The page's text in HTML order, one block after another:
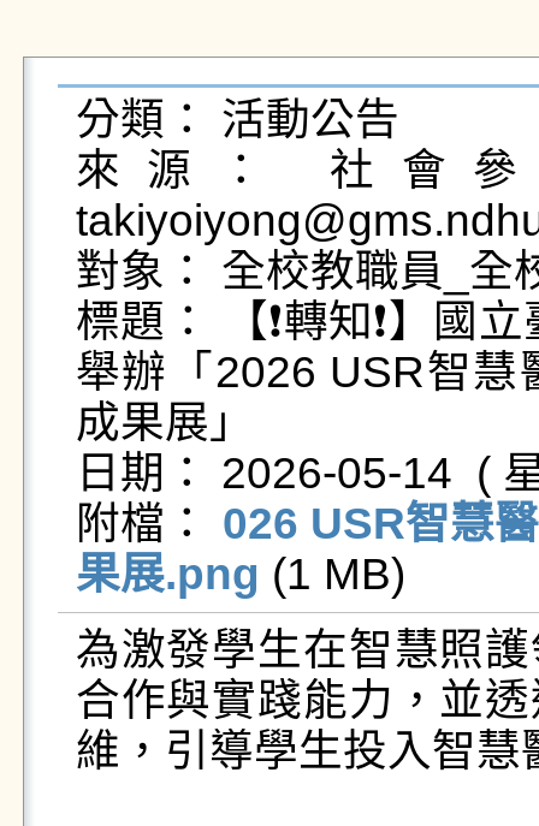
分類： 活動公告
來源： 社會
對象： 全校教職員_全
標題： 【❗轉知❗】國
舉辦「2026 USR智
成果展」
日期： 2026-05-14  (
附檔： 026 USR智慧
果展.png (1 MB)
為激發學生在智慧照
合作與實踐能力，並
維，引導學生投入智